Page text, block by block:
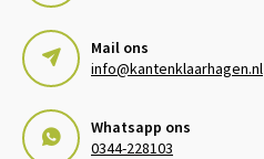
Mail ons
info@kantenklaarhagen.nl
Whatsapp ons
0344-228103